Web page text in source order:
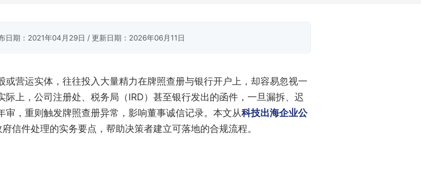
日期：2021年04月29日 / 更新日期：2026年06月11日
或营运实体，往往投入大量精力在牌照查册与银行开户上，却容易忽视一
际上，公司注册处、税务局（IRD）甚至银行发出的函件，一旦漏拆、迟
审，重则触发牌照查册异常，影响董事诚信记录。本文从科技出海企业公
信件处理的实务要点，帮助决策者建立可落地的合规流程。